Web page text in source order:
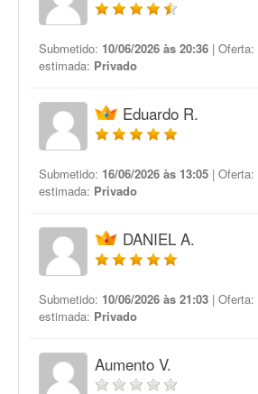
Submetido: 10/06/2026 às 20:36 | Oferta:
estimada: Privado
Eduardo R.
Submetido: 16/06/2026 às 13:05 | Oferta:
estimada: Privado
DANIEL A.
Submetido: 10/06/2026 às 21:03 | Oferta:
estimada: Privado
Aumento V.